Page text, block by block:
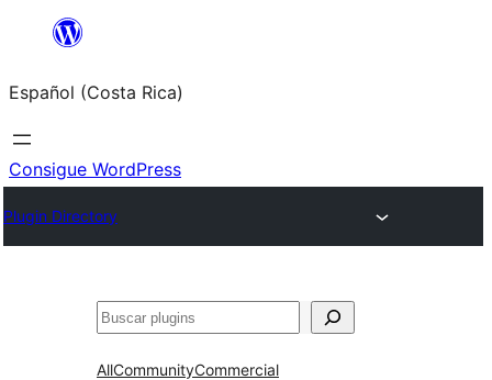
Saltar
contenido
Español (Costa Rica)
Consigue WordPress
Plugin Directory
Buscar
AllCommunityCommercial